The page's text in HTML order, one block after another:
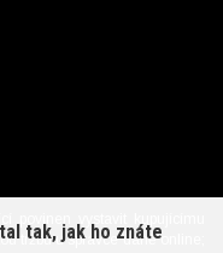
tak, jak ho znáte
povinen vystavit kupujícímu
tržbu u správce daně online;